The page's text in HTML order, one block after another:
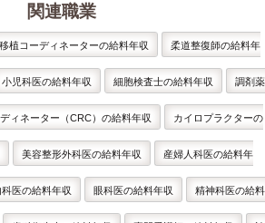
関連職業
移植コーディネーターの給料年収 柔道整復師の給料年
小児科医の給料年収 細胞検査士の給料年収 調剤薬
ィネーター（CRC）の給料年収 カイロプラクターの
美容整形外科医の給料年収 産婦人科医の給料年
科医の給料年収 眼科医の給料年収 精神科医の給料